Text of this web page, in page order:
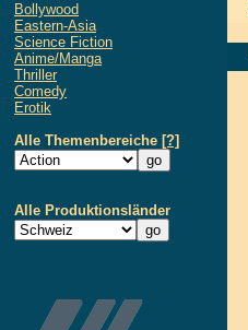
Bollywood
Eastern-Asia
Science Fiction
Anime/Manga
Thriller
Comedy
Erotik
Alle Themenbereiche [?]
Alle Produktionsländer